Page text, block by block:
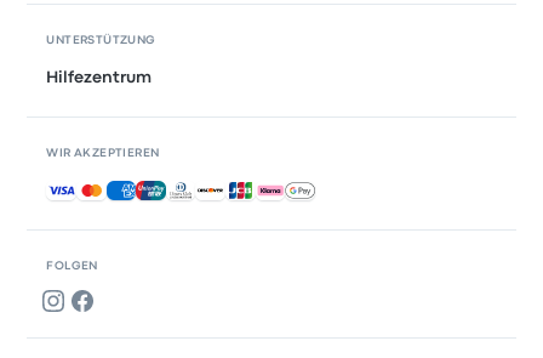
FOLGEN
UNTERSTÜTZUNG
Hilfezentrum
WIR AKZEPTIEREN
Akzeptierte Zahlungsmethoden